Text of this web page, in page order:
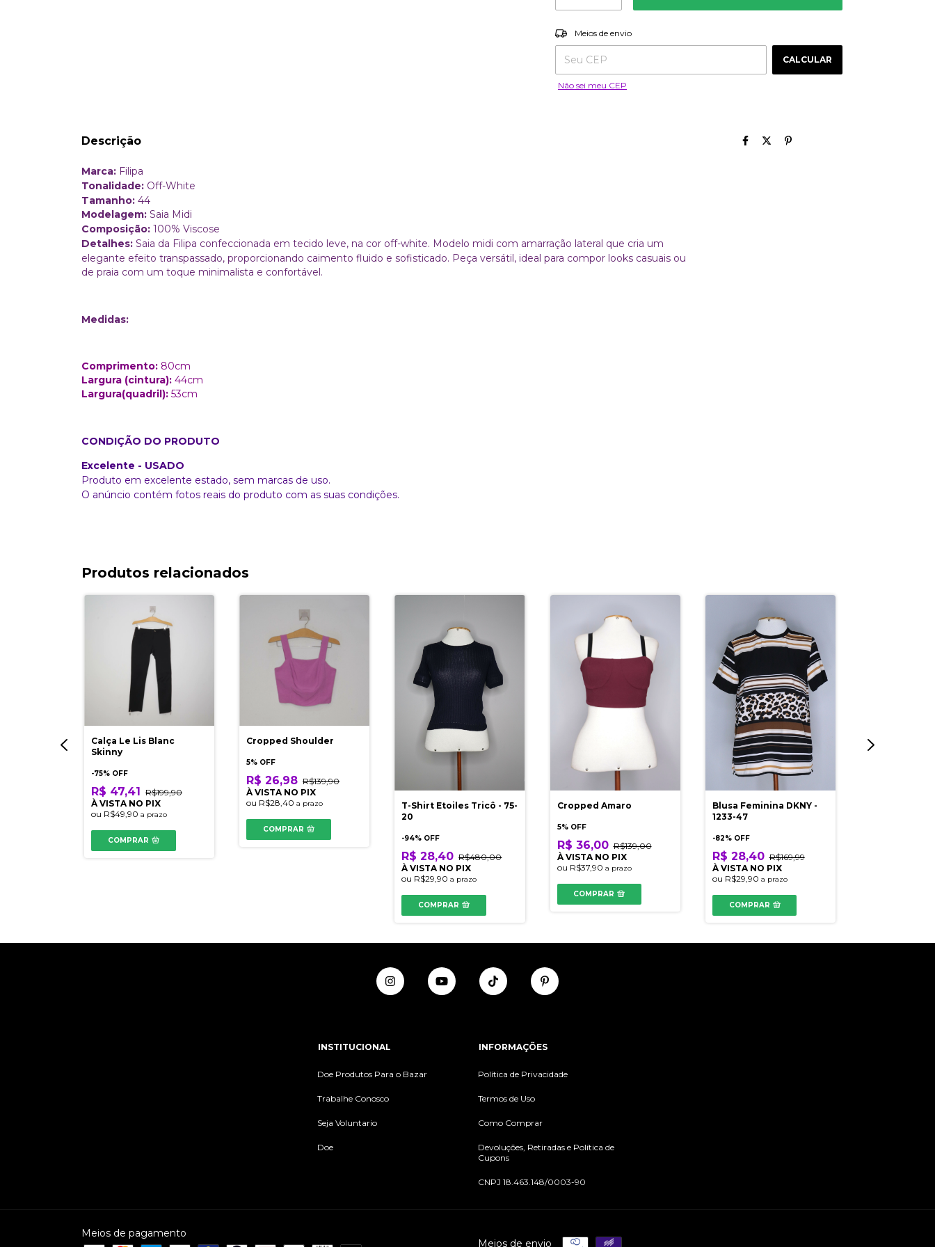
Entregas para o CEP:
Meios de envio
CALCULAR
Não sei meu CEP
Descrição
Marca: Filipa
Tonalidade: Off-White
Tamanho: 44
Modelagem: Saia Midi
Composição: 100% Viscose
Detalhes: Saia da Filipa confeccionada em tecido leve, na cor off-white. Modelo midi com amarração lateral que cria um
elegante efeito transpassado, proporcionando caimento fluido e sofisticado. Peça versátil, ideal para compor looks casuais ou
de praia com um toque minimalista e confortável.
Medidas:
Comprimento: 80cm
Largura (cintura): 44cm
Largura(quadril): 53cm
CONDIÇÃO DO PRODUTO
Excelente - USADO
Produto em excelente estado, sem marcas de uso.
O anúncio contém fotos reais do produto com as suas condições.
Produtos relacionados
Calça Le Lis Blanc
Skinny
-75% OFF
R$ 47,41 R$199,90
À VISTA NO PIX
ou R$49,90 a prazo
COMPRAR
Cropped Shoulder
5% OFF
R$ 26,98 R$139,90
À VISTA NO PIX
ou R$28,40a prazo
COMPRAR
T-Shirt Etoiles Tricô - 75-
20
-94% OFF
R$ 28,40 R$480,00
À VISTA NO PIX
ou R$29,90a prazo
COMPRAR
Cropped Amaro
5% OFF
R$ 36,00 R$139,00
À VISTA NO PIX
ou R$37,90 a prazo
COMPRAR
Blusa Feminina DKNY -
1233-47
-82% OFF
R$ 28,40 R$169,99
À VISTA NO PIX
ou R$29,90 a prazo
COMPRAR
Sandália
INSTITUCIONAL
Doe Produtos Para o Bazar
Trabalhe Conosco
Seja Voluntario
Doe
INFORMAÇÕES
Política de Privacidade
Termos de Uso
Como Comprar
Devoluções, Retiradas e Política de
Cupons
CNPJ 18.463.148/0003-90
Meios de pagamento
Meios de envio